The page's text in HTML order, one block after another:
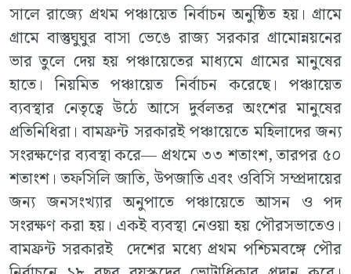
সালে রাজ্যে প্রথম পঞ্চায়েত নির্বাচন অনুষ্ঠিত হয়। গ্রামে
গ্রামে বাস্তুঘুঘুর বাসা ভেঙে রাজ্য সরকার গ্রামোন্নয়নের
ভার তুলে দেয় হয় পঞ্চায়েতের মাধ্যমে গ্রামের মানুষের
হাতে। নিয়মিত পঞ্চায়েত নির্বাচন করেছে। পঞ্চায়েত
ব্যবস্থার নেতৃত্বে উঠে আসে দুর্বলতর অংশের মানুষের
প্রতিনিধিরা। বামফ্রন্ট সরকারই পঞ্চায়েতে মহিলাদের জন্য
সংরক্ষণের ব্যবস্থা করে— প্রথমে ৩৩ শতাংশ, তারপর ৫০
শতাংশ। তফসিলি জাতি, উপজাতি এবং ওবিসি সম্প্রদায়ের
জন্য জনসংখ্যার অনুপাতে পঞ্চায়েতে আসন ও পদ
সংরক্ষণ করা হয়। একই ব্যবস্থা নেওয়া হয় পৌরসভাতেও।
বামফ্রন্ট সরকারই দেশের মধ্যে প্রথম পশ্চিমবঙ্গে পৌর